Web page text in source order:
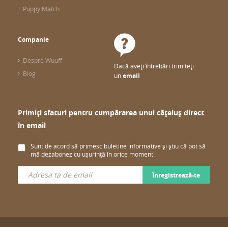
Puppy Match
Companie
Despre Wuuff
Blog
Dacă aveți întrebări trimiteți
unemail
Primiți sfaturi pentru cumpărarea unui cățeluș direct
în email
Sunt de acord să primesc buletine informative și știu că pot să
mă dezabonez cu ușurință în orice moment.
Înregistrează-te